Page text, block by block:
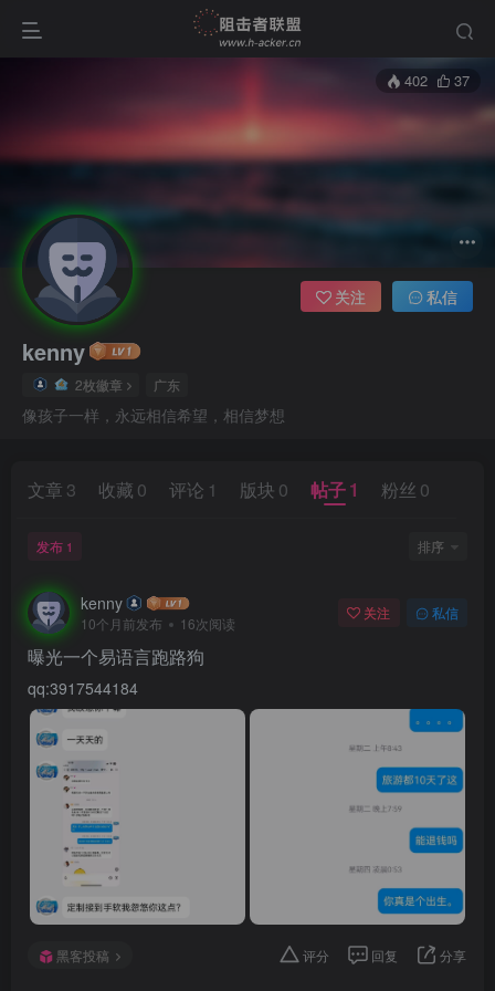
402 37
kenny
2枚徽章 广东
像孩子一样，永远相信希望，相信梦想
关注 私信
文章 3 收藏 0 评论 1 版块 0 帖子1 粉丝 0
发布 1 排序
kenny
10个月前发布 16次阅读
关注 私信
曝光一个易语言跑路狗
qq:3917544184
黑客投稿 评分 回复 分享
登录
没有账号？立即注册